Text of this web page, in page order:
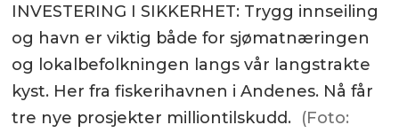
INVESTERING I SIKKERHET: Trygg innseiling
og havn er viktig både for sjømatnæringen
og lokalbefolkningen langs vår langstrakte
kyst. Her fra fiskerihavnen i Andenes. Nå får
tre nye prosjekter milliontilskudd. (Foto: